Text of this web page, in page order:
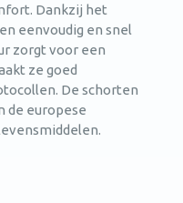
Dankzij het
eenvoudig en snel
zorgt voor een
ze goed
De schorten
de europese